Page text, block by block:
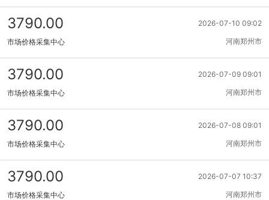
2026-07-10 09:02
3790.00
河南郑州市
市场价格采集中心
2026-07-09 09:01
3790.00
河南郑州市
市场价格采集中心
2026-07-08 09:01
3790.00
河南郑州市
市场价格采集中心
2026-07-07 10:37
3790.00
河南郑州市
市场价格采集中心